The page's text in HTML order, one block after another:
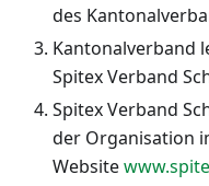
des
Kantonalverband
Spitex Verband
Spitex Verband
der Organisation
Website